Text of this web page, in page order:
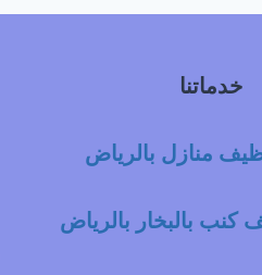
خدماتنا
منازل بالرياض
كنب بالبخار بالرياض